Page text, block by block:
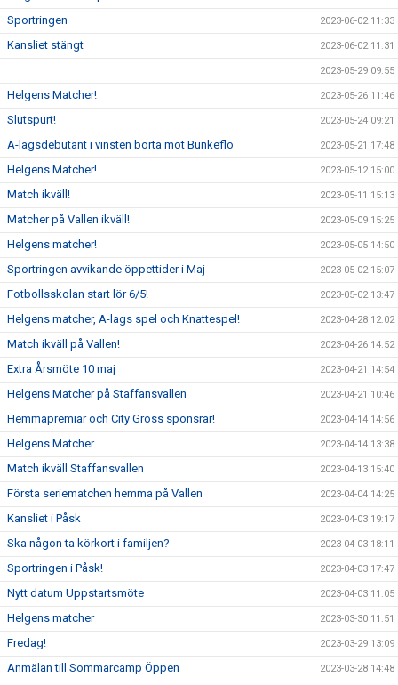
Sportringen 2023-06-02 11:33
Kansliet stängt 2023-06-02 11:31
2023-05-29 09:55
Helgens Matcher! 2023-05-26 11:46
Slutspurt! 2023-05-24 09:21
A-lagsdebutant i vinsten borta mot Bunkeflo 2023-05-21 17:48
Helgens Matcher! 2023-05-12 15:00
Match ikväll! 2023-05-11 15:13
Matcher på Vallen ikväll! 2023-05-09 15:25
Helgens matcher! 2023-05-05 14:50
Sportringen avvikande öppettider i Maj 2023-05-02 15:07
Fotbollsskolan start lör 6/5! 2023-05-02 13:47
Helgens matcher, A-lags spel och Knattespel! 2023-04-28 12:02
Match ikväll på Vallen! 2023-04-26 14:52
Extra Årsmöte 10 maj 2023-04-21 14:54
Helgens Matcher på Staffansvallen 2023-04-21 10:46
Hemmapremiär och City Gross sponsrar! 2023-04-14 14:56
Helgens Matcher 2023-04-14 13:38
Match ikväll Staffansvallen 2023-04-13 15:40
Första seriematchen hemma på Vallen 2023-04-04 14:25
Kansliet i Påsk 2023-04-03 19:17
Ska någon ta körkort i familjen? 2023-04-03 18:11
Sportringen i Påsk! 2023-04-03 17:47
Nytt datum Uppstartsmöte 2023-04-03 11:05
Helgens matcher 2023-03-30 11:51
Fredag! 2023-03-29 13:09
Anmälan till Sommarcamp Öppen 2023-03-28 14:48